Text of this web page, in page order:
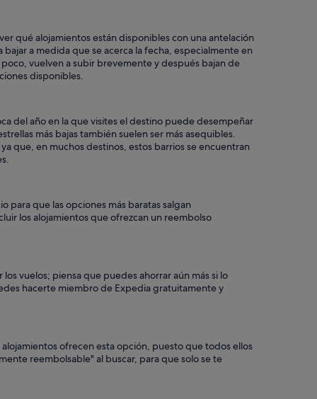
qué alojamientos están disponibles con una antelación
a medida que se acerca la fecha, especialmente en
vuelven a subir brevemente y después bajan de
disponibles.
del año en la que visites el destino puede desempeñar
más bajas también suelen ser más asequibles.
que, en muchos destinos, estos barrios se encuentran
para que las opciones más baratas salgan
los alojamientos que ofrezcan un reembolso
vuelos; piensa que puedes ahorrar aún más si lo
hacerte miembro de Expedia gratuitamente y
ofrecen esta opción, puesto que todos ellos
reembolsable" al buscar, para que solo se te